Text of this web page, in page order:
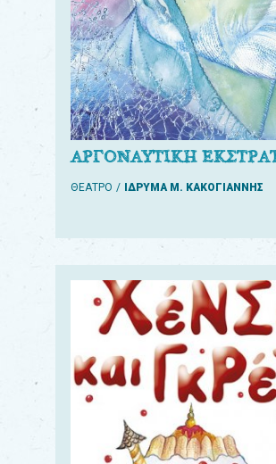
ΑΡΓΟΝΑΥΤΙΚΗ
ΘΕΑΤΡΟ ΙΔΡΥΜΑ Μ. ΚΑΚΟΓΙΑΝΝΗΣ